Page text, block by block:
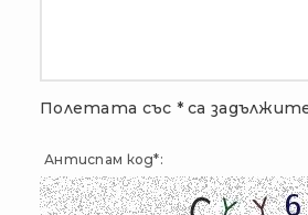
Полетата със * са
Антиспам код*: